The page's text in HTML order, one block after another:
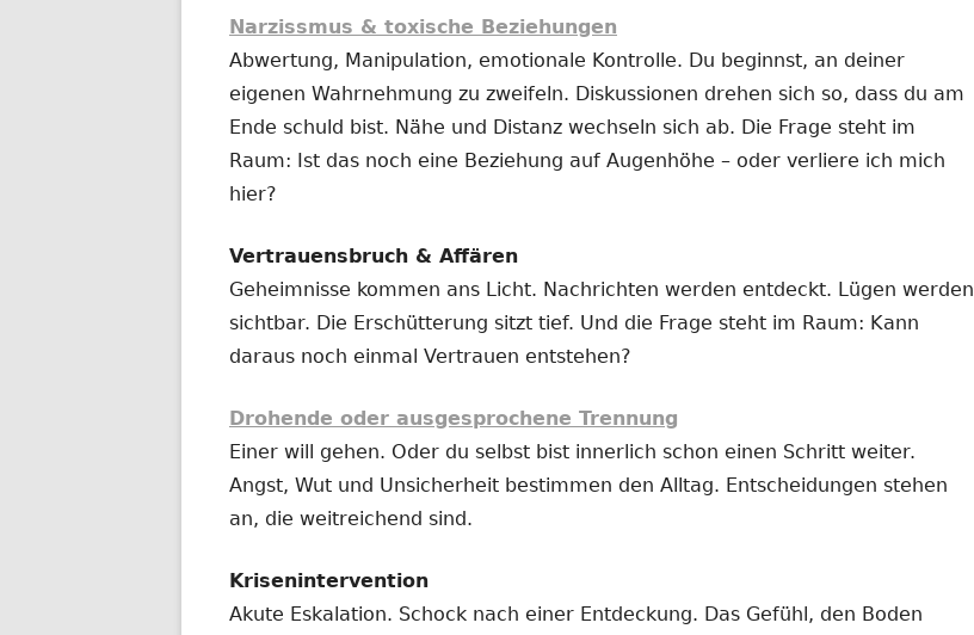
Narzissmus & toxische Beziehungen
Abwertung, Manipulation, emotionale Kontrolle. Du beginnst, an deiner
eigenen Wahrnehmung zu zweifeln. Diskussionen drehen sich so, dass du am
Ende schuld bist. Nähe und Distanz wechseln sich ab. Die Frage steht im
Raum: Ist das noch eine Beziehung auf Augenhöhe – oder verliere ich mich
hier?
Vertrauensbruch & Affären
Geheimnisse kommen ans Licht. Nachrichten werden entdeckt. Lügen werden
sichtbar. Die Erschütterung sitzt tief. Und die Frage steht im Raum: Kann
daraus noch einmal Vertrauen entstehen?
Drohende oder ausgesprochene Trennung
Einer will gehen. Oder du selbst bist innerlich schon einen Schritt weiter.
Angst, Wut und Unsicherheit bestimmen den Alltag. Entscheidungen stehen
an, die weitreichend sind.
Krisenintervention
Akute Eskalation. Schock nach einer Entdeckung. Das Gefühl, den Boden